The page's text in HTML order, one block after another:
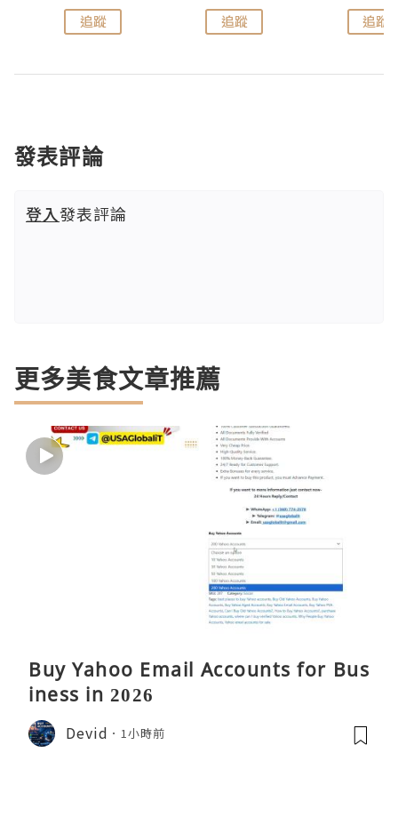
追蹤 追蹤 追蹤
發表評論
登入發表評論
更多美食文章推薦
Buy Yahoo Email Accounts for Bus
iness in 2026
Devid 1小時前